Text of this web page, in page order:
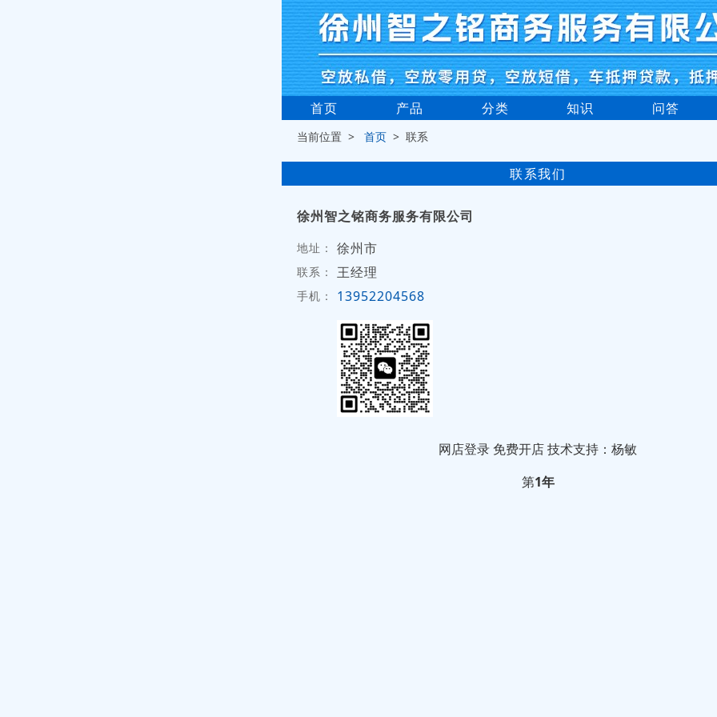
首页 产品 分类 知识 问答
当前位置 >首页 > 联系
联系我们
徐州智之铭商务服务有限公司
地址： 徐州市
联系： 王经理
手机： 13952204568
网店登录 免费开店技术支持：杨敏
第1年